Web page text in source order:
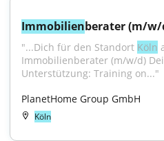
Immobilienberater (m/w/
"...Dich für den Standort Köln
Immobilienberater (m/w/d)
Unterstützung: Training on..."
PlanetHome Group GmbH
Köln